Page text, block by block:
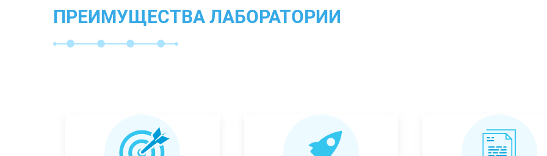
ПРЕИМУЩЕСТВА ЛАБОРАТОРИИ